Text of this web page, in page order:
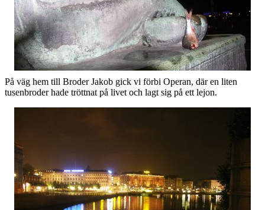
På väg hem till Broder Jakob gick vi förbi Operan, där en liten
tusenbroder hade tröttnat på livet och lagt sig på ett lejon.